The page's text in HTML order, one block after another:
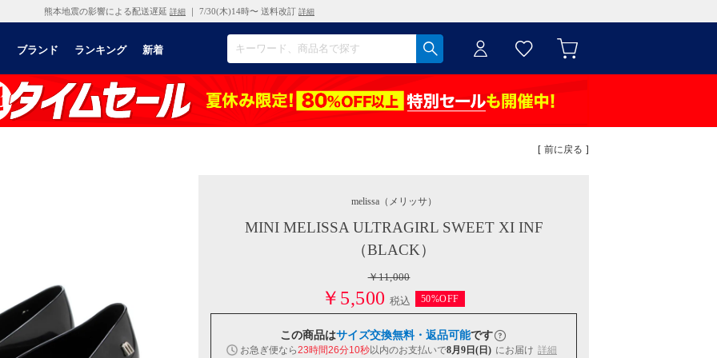
熊本地震の影響による配送遅延 詳細 ｜ 7/30(木)14時〜 送料改訂 詳細
ブランド ランキング 新着
[ 前に戻る ]
melissa（メリッサ）
MINI MELISSA ULTRAGIRL SWEET XI INF
（BLACK）
￥11,000
￥5,500 税込 50%OFF
この商品はサイズ交換無料・返品可能です
お急ぎ便なら23時間26分09秒以内のお支払いで8月9日(日) にお届け 詳細